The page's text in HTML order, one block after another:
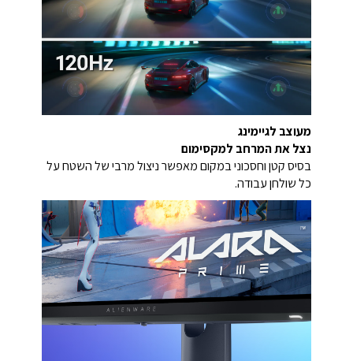
מעוצב לגיימינג
נצל את המרחב למקסימום
בסיס קטן וחסכוני במקום מאפשר ניצול מרבי של השטח על
כל שולחן עבודה.